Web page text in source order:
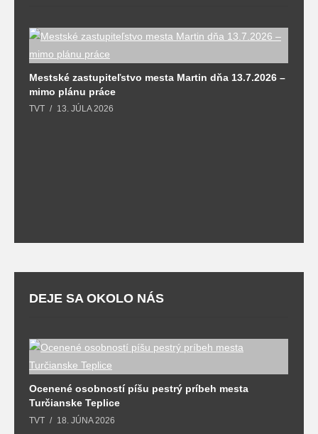
Mestské zastupiteľstvo mesta Martin dňa 13.7.2026 –
mimo plánu práce
TVT 13. JÚLA 2026
DEJE SA OKOLO NÁS
Ocenené osobností píšu pestrý príbeh mesta
Turčianske Teplice
TVT 18. JÚNA 2026